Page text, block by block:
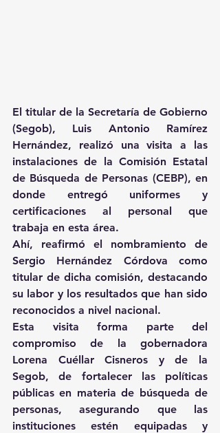
El titular de la Secretaría de Gobierno
(Segob), Luis Antonio Ramírez
Hernández, realizó una visita a las
instalaciones de la Comisión Estatal
de Búsqueda de Personas (CEBP), en
donde entregó uniformes y
certificaciones al personal que
trabaja en esta área.
Ahí, reafirmó el nombramiento de
Sergio Hernández Córdova como
titular de dicha comisión, destacando
su labor y los resultados que han sido
reconocidos a nivel nacional.
Esta visita forma parte del
compromiso de la gobernadora
Lorena Cuéllar Cisneros y de la
Segob, de fortalecer las políticas
públicas en materia de búsqueda de
personas, asegurando que las
instituciones estén equipadas y